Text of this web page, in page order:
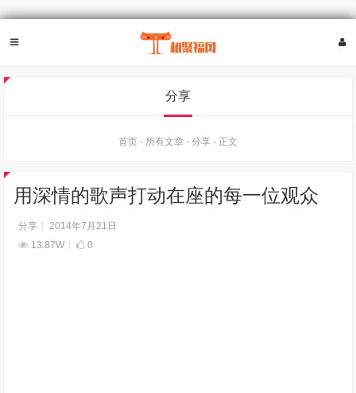
分享
首页 - 所有文章 - 分享 - 正文
用深情的歌声打动在座的每一位观众
分享
2014年7月21日
13.87W
0